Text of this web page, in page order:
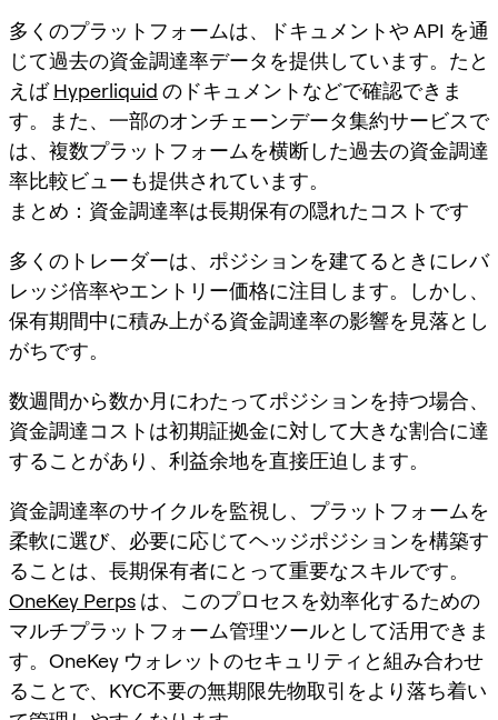
多くのプラットフォームは、ドキュメントや API を通
じて過去の資金調達率データを提供しています。たと
えばHyperliquid のドキュメントなどで確認できま
す。また、一部のオンチェーンデータ集約サービスで
は、複数プラットフォームを横断した過去の資金調達
率比較ビューも提供されています。
まとめ：資金調達率は長期保有の隠れたコストです
多くのトレーダーは、ポジションを建てるときにレバ
レッジ倍率やエントリー価格に注目します。しかし、
保有期間中に積み上がる資金調達率の影響を見落とし
がちです。
数週間から数か月にわたってポジションを持つ場合、
資金調達コストは初期証拠金に対して大きな割合に達
することがあり、利益余地を直接圧迫します。
資金調達率のサイクルを監視し、プラットフォームを
柔軟に選び、必要に応じてヘッジポジションを構築す
ることは、長期保有者にとって重要なスキルです。
OneKey Perps は、このプロセスを効率化するための
マルチプラットフォーム管理ツールとして活用できま
す。OneKey ウォレットのセキュリティと組み合わせ
ることで、KYC不要の無期限先物取引をより落ち着い